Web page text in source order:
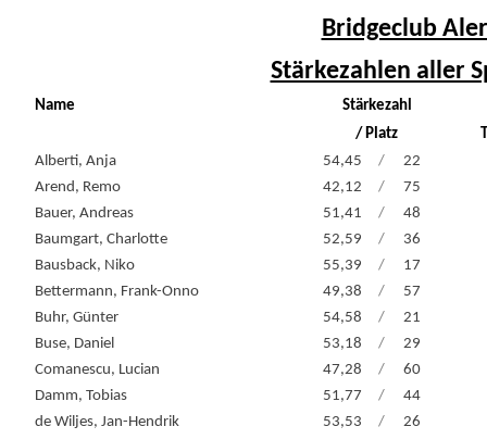
Bridgeclub
Stärkezahlen aller
Name
Stärkezahl
/ Platz
Alberti, Anja
54,45 /
22
Arend, Remo
42,12 /
75
Bauer, Andreas
51,41 /
48
Baumgart, Charlotte
52,59 /
36
Bausback, Niko
55,39 /
17
Bettermann, Frank-Onno
49,38 /
57
Buhr, Günter
54,58 /
21
Buse, Daniel
53,18 /
29
Comanescu, Lucian
47,28 /
60
Damm, Tobias
51,77 /
44
de Wiljes, Jan-Hendrik
53,53 /
26